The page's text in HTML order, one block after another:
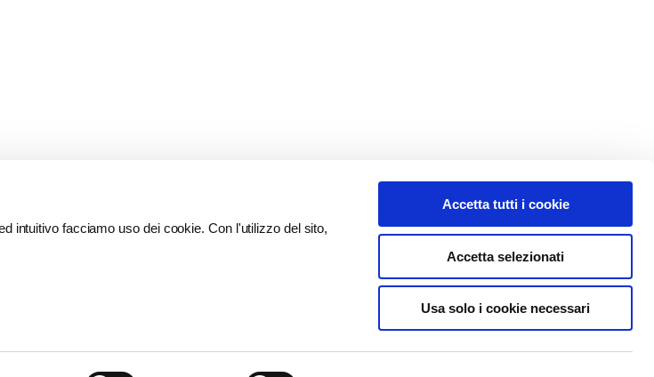
intuitivo facciamo uso dei cookie. Con l'utilizzo del sito,
Accetta tutti i cookie
Accetta selezionati
Usa solo i cookie necessari